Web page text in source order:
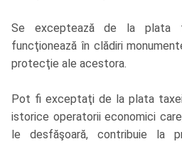
Se exceptează de la plata
funcţionează în clădiri
protecţie ale acestora.
Pot fi exceptaţi de la plata
istorice operatorii economici
le desfăşoară, contribuie la